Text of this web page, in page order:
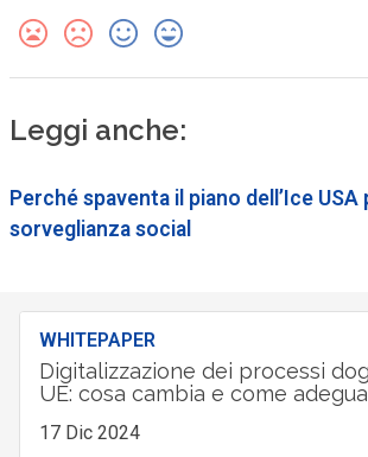
Leggi anche:
Perché spaventa il piano dell’Ice USA
sorveglianza social
WHITEPAPER
Digitalizzazione dei processi
UE: cosa cambia e come
17 Dic 2024